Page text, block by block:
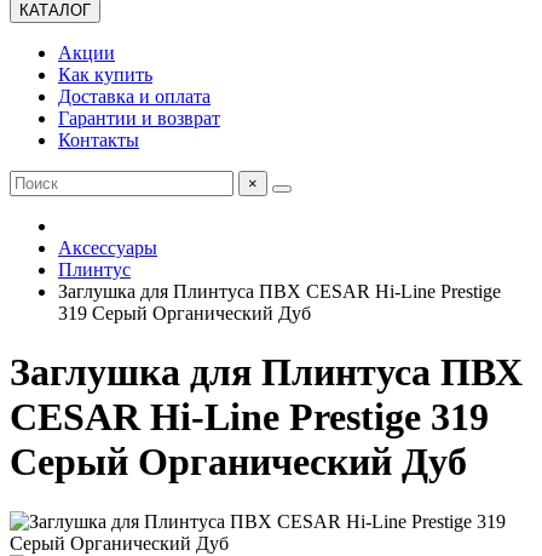
КАТАЛОГ
Акции
Как купить
Доставка и оплата
Гарантии и возврат
Контакты
×
Аксессуары
Плинтус
Заглушка для Плинтуса ПВХ CESAR Hi-Line Prestige
319 Серый Органический Дуб
Заглушка для Плинтуса ПВХ
CESAR Hi-Line Prestige 319
Серый Органический Дуб